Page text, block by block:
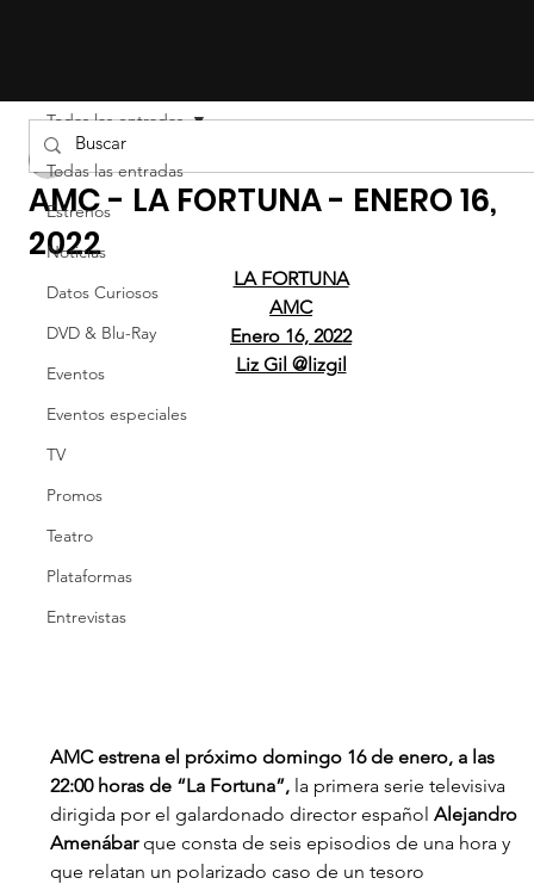
Todas las entradas
Estrenos
Noticias
Datos Curiosos
DVD & Blu-Ray
Eventos
Eventos especiales
TV
Promos
Teatro
Plataformas
Entrevistas
Todas las entradas
AMC - LA FORTUNA - ENERO 16,
2022
LA FORTUNA
AMC
Enero 16, 2022
Liz Gil @lizgil
AMC estrena el próximo domingo 16 de enero, a las
22:00 horas de “La Fortuna”, la primera serie televisiva
dirigida por el galardonado director español Alejandro
Amenábar que consta de seis episodios de una hora y
que relatan un polarizado caso de un tesoro